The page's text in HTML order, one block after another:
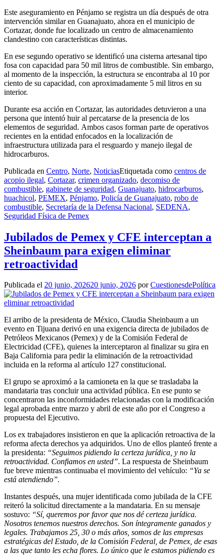
Este aseguramiento en Pénjamo se registra un día después de otra
intervención similar en Guanajuato, ahora en el municipio de
Cortazar, donde fue localizado un centro de almacenamiento
clandestino con características distintas.
En ese segundo operativo se identificó una cisterna artesanal tipo
fosa con capacidad para 50 mil litros de combustible. Sin embargo,
al momento de la inspección, la estructura se encontraba al 10 por
ciento de su capacidad, con aproximadamente 5 mil litros en su
interior.
Durante esa acción en Cortazar, las autoridades detuvieron a una
persona que intentó huir al percatarse de la presencia de los
elementos de seguridad. Ambos casos forman parte de operativos
recientes en la entidad enfocados en la localización de
infraestructura utilizada para el resguardo y manejo ilegal de
hidrocarburos.
Publicada en Centro, Norte, NoticiasEtiquetada como centros de
acopio ilegal, Cortazar, crimen organizado, decomiso de
combustible, gabinete de seguridad, Guanajuato, hidrocarburos,
huachicol, PEMEX, Pénjamo, Policía de Guanajuato, robo de
combustible, Secretaría de la Defensa Nacional, SEDENA,
Seguridad Física de Pemex
Jubilados de Pemex y CFE interceptan a
Sheinbaum para exigen eliminar
retroactividad
Publicada el 20 junio, 202620 junio, 2026 porCuestionesdePolítica
El arribo de la presidenta de México, Claudia Sheinbaum a un
evento en Tijuana derivó en una exigencia directa de jubilados de
Petróleos Mexicanos (Pemex) y de la Comisión Federal de
Electricidad (CFE), quienes la interceptaron al finalizar su gira en
Baja California para pedir la eliminación de la retroactividad
incluida en la reforma al artículo 127 constitucional.
El grupo se aproximó a la camioneta en la que se trasladaba la
mandataria tras concluir una actividad pública. En ese punto se
concentraron las inconformidades relacionadas con la modificación
legal aprobada entre marzo y abril de este año por el Congreso a
propuesta del Ejecutivo.
Los ex trabajadores insistieron en que la aplicación retroactiva de la
reforma afecta derechos ya adquiridos. Uno de ellos planteó frente a
la presidenta: “Seguimos pidiendo la certeza jurídica, y no la
retroactividad. Confiamos en usted”. La respuesta de Sheinbaum
fue breve mientras continuaba el movimiento del vehículo: “Ya se
está atendiendo”.
Instantes después, una mujer identificada como jubilada de la CFE
reiteró la solicitud directamente a la mandataria. En su mensaje
sostuvo: “Sí, queremos por favor que nos dé certeza jurídica.
Nosotros tenemos nuestros derechos. Son íntegramente ganados y
legales. Trabajamos 25, 30 o más años, somos de las empresas
estratégicas del Estado, de la Comisión Federal, de Pemex, de esas
a las que tanto les echa flores. Lo único que le estamos pidiendo es